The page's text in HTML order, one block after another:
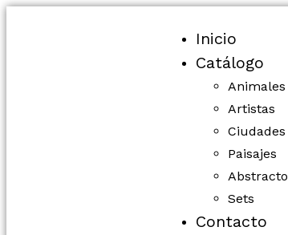
Inicio
Catálogo
Animales
Artistas
Ciudades
Paisajes
Abstracto
Sets
Contacto